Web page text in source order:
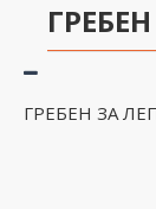
ГРЕБЕН ЗА